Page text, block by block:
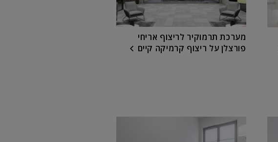
מערכת תרמוקיר לריצוף אריחי
פורצלן על ריצוף קרמיקה קיים